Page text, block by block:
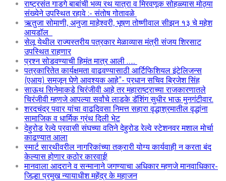
राष्ट्रसंत गाडगे बाबांची भव्य रथ यात्रा व मिरवणूक सोहळ्यास मोठ्या
संख्येने उपस्थित रहावे :- संतोष गोतावळे
ऋतुजा सोमाणी, अनुजा माहेश्वरी, भूषण तोष्णीवाल सीझन १३ चे महेश
आयडॉल
सेलू येथील राज्यस्तरीय पत्रकार मेळाव्यास मंत्री संजय शिरसाट
उपस्थित राहणार
प्रश्न सोडवण्याची हिमंत मात्र आली …..
पत्रकारितेत कार्यक्षमता वाढवण्यासाठी आर्टिफिशियल इंटेलिजन्स
(एआय) समजून घेणे आवश्यक आहे”- प्रधान सचिव ब्रिजेश सिंह
साऊथ सिनेमाकडे चिरंजीवी आहे तर महाराष्ट्राच्या राजकारणातले
चिरंजीवी म्हणजे आपल्या सर्वांचे लाडके डॅशिंग सुधीर भाऊ मुनगंटीवार.
शरदचंद्र पवार यांचा वाढदिवसा निमत्त सहारा वृद्धाश्रमातील वृद्धांना
सामाजिक व धार्मिक ग्रंथ दिली भेट
देहुरोड रेल्वे प्रवासी संघच्या वतिने देहुरोड रेल्वे स्टेशनवर मशाल मोर्चा
काढण्यात आला
स्मार्ट सारथीवरील नागरिकांच्या तक्रारी योग्य कार्यवाही न करता बंद
केल्यास होणार कठोर कारवाई!
मानवाला आदराने व सन्मानाने जगण्याचा अधिकार म्हणजे मानवाधिकार-
जिल्हा प्रमुख न्यायाधीश महेंद्र के महाजन